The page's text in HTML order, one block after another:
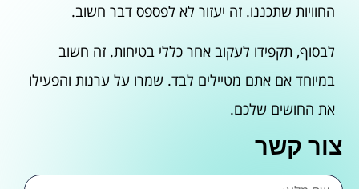
החוויות שתכננו. זה יעזור לא לפספס דבר חשוב.
לבסוף, תקפידו לעקוב אחר כללי בטיחות. זה חשוב
במיוחד אם אתם מטיילים לבד. שמרו על ערנות והפעילו
את החושים שלכם.
צור קשר